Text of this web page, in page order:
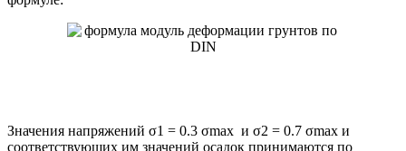
Значения напряжений σ1 = 0.3 σmax и σ2 = 0.7 σmax и
соответствующих им значений осадок принимаются по